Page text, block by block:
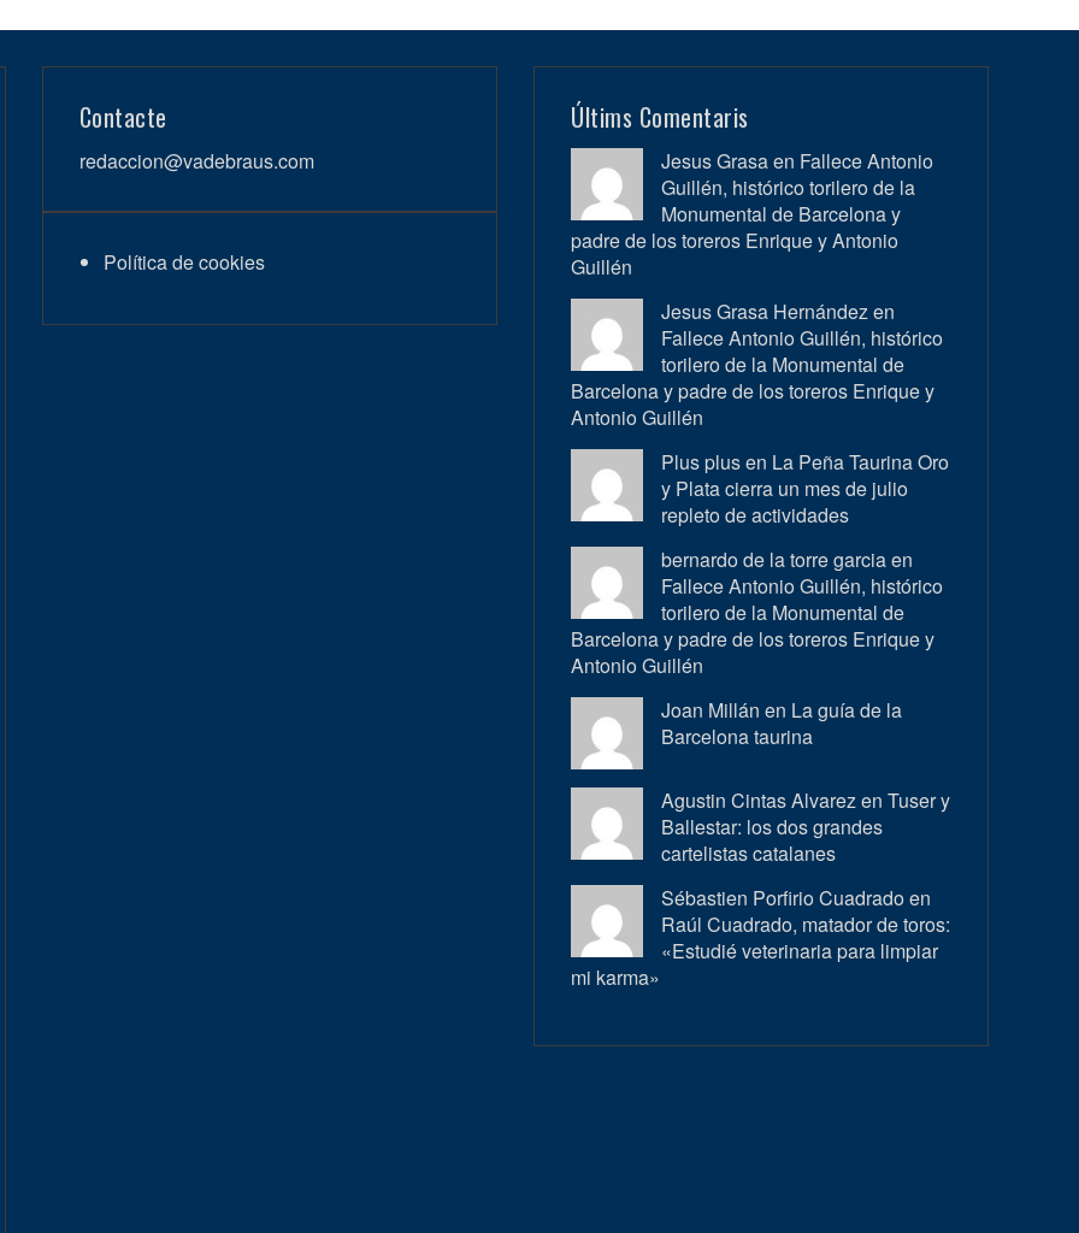
Contacte
redaccion@vadebraus.com
Política de cookies
Últims Comentaris
Jesus Grasa en Fallece Antonio
Guillén, histórico torilero de la
Monumental de Barcelona y
padre de los toreros Enrique y Antonio
Guillén
Jesus Grasa Hernández en
Fallece Antonio Guillén, histórico
torilero de la Monumental de
Barcelona y padre de los toreros Enrique y
Antonio Guillén
Plus plus en La Peña Taurina Oro
y Plata cierra un mes de julio
repleto de actividades
bernardo de la torre garcia en
Fallece Antonio Guillén, histórico
torilero de la Monumental de
Barcelona y padre de los toreros Enrique y
Antonio Guillén
Joan Millán en La guía de la
Barcelona taurina
Agustin Cintas Alvarez enTuser y
Ballestar: los dos grandes
cartelistas catalanes
Sébastien Porfirio Cuadrado en
Raúl Cuadrado, matador de toros:
«Estudié veterinaria para limpiar
mi karma»